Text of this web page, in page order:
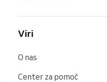
Viri
O nas
Center za pomoč